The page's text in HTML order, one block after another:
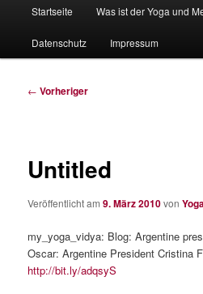
Startseite Was ist der Yoga und
Datenschutz Impressum
Beitragsnavigation
← Vorheriger
Untitled
Veröffentlicht am9. März 2010von
my_yoga_vidya: Blog: Argentine
Oscar: Argentine President Cristina
http://bit.ly/adqsyS